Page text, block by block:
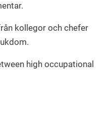
kollegor och chefer
high occupational